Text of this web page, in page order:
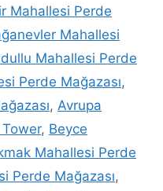
Mahallesi Perde
Mahallesi
Mahallesi Perde
Perde Mağazası,
, Avrupa
, Beyce
Mahallesi Perde
Perde Mağazası,